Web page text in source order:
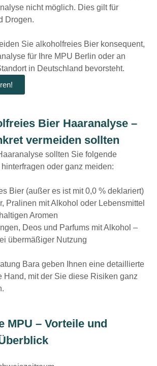
nicht möglich. Dies gilt für
Drogen.
Sie alkoholfreies Bier konsequent,
für Ihre MPU Berlin oder an
in Deutschland bevorsteht.
Bier Haaranalyse –
vermeiden sollten
sollten Sie folgende
oder ganz meiden:
Bier (außer es ist mit 0,0 % deklariert)
Pralinen mit Alkohol oder Lebensmittel
Aromen
Deos und Parfums mit Alkohol –
übermäßiger Nutzung
Bara geben Ihnen eine detaillierte
Hand, mit der Sie diese Risiken ganz
MPU – Vorteile und